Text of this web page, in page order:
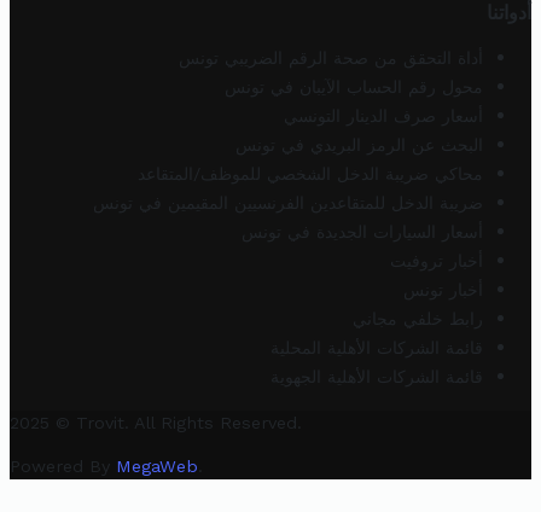
أدواتنا
أداة التحقق من صحة الرقم الضريبي تونس
محول رقم الحساب الآيبان في تونس
أسعار صرف الدينار التونسي
البحث عن الرمز البريدي في تونس
محاكي ضريبة الدخل الشخصي للموظف/المتقاعد
ضريبة الدخل للمتقاعدين الفرنسيين المقيمين في تونس
أسعار السيارات الجديدة في تونس
أخبار تروفيت
أخبار تونس
رابط خلفي مجاني
قائمة الشركات الأهلية المحلية
قائمة الشركات الأهلية الجهوية
2025 © Trovit. All Rights Reserved.
Powered By MegaWeb